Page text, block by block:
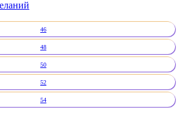
46
48
50
52
54